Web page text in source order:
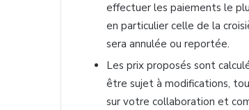
effectuer les paiements le
en particulier celle de la
sera annulée ou reportée.
Les prix proposés sont
être sujet à modifications,
sur votre collaboration et